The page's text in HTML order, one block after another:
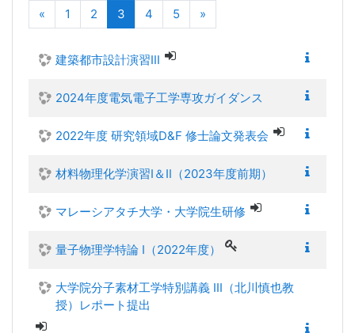
« 前へ1 2 3 (現在)
4 5 »
建築都市設計演習Ⅲ
2024年度電気電子工学専攻ガイダンス
2022年度 研究領域D&F 修士論文発表会
材料物理化学演習Ⅰ＆Ⅱ（2023年度前期）
マレーシアタチ大学・大学院生研修
量子物理学特論 I（2022年度）
大学院分子素材工学特別講義 III（北川慎也教
授）レポート提出